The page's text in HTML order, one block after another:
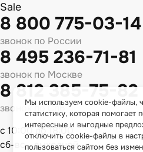
Sale
8 800 775-03-14
звонок по России
8 495 236-71-81
звонок по Москве
8 812 385-75-82
звонок по Спб
с 10:00 до 18:00
сб-вс - выходной
Мы используем cookie-файлы,
статистику, которая помогает
интересные и выгодные
отключить cookie-файлы в
пользоваться сайтом без